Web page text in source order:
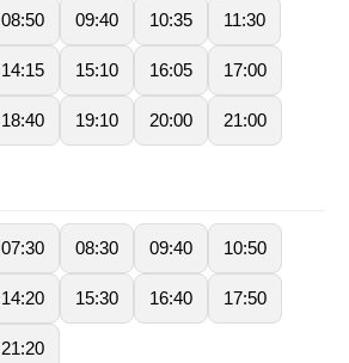
08:50 09:40 10:35 11:30
14:15 15:10 16:05 17:00
18:40 19:10 20:00 21:00
07:30 08:30 09:40 10:50
14:20 15:30 16:40 17:50
21:20